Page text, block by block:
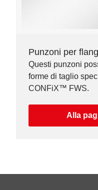
Punzoni per
Questi punzoni
forme di taglio
CONFiX™ FWS.
Alla